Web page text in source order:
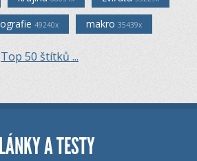
49240x makro 35439x
Top 50 štítků ...
A TESTY